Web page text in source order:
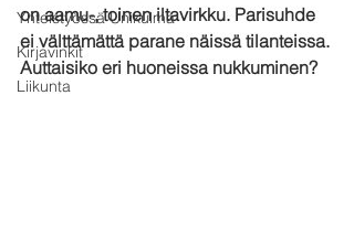
Yhteistyössä Unikulma
Kirjavinkit
Liikunta
on aamu-, toinen iltavirkku. Parisuhde
ei välttämättä parane näissä tilanteissa.
Auttaisiko eri huoneissa nukkuminen?